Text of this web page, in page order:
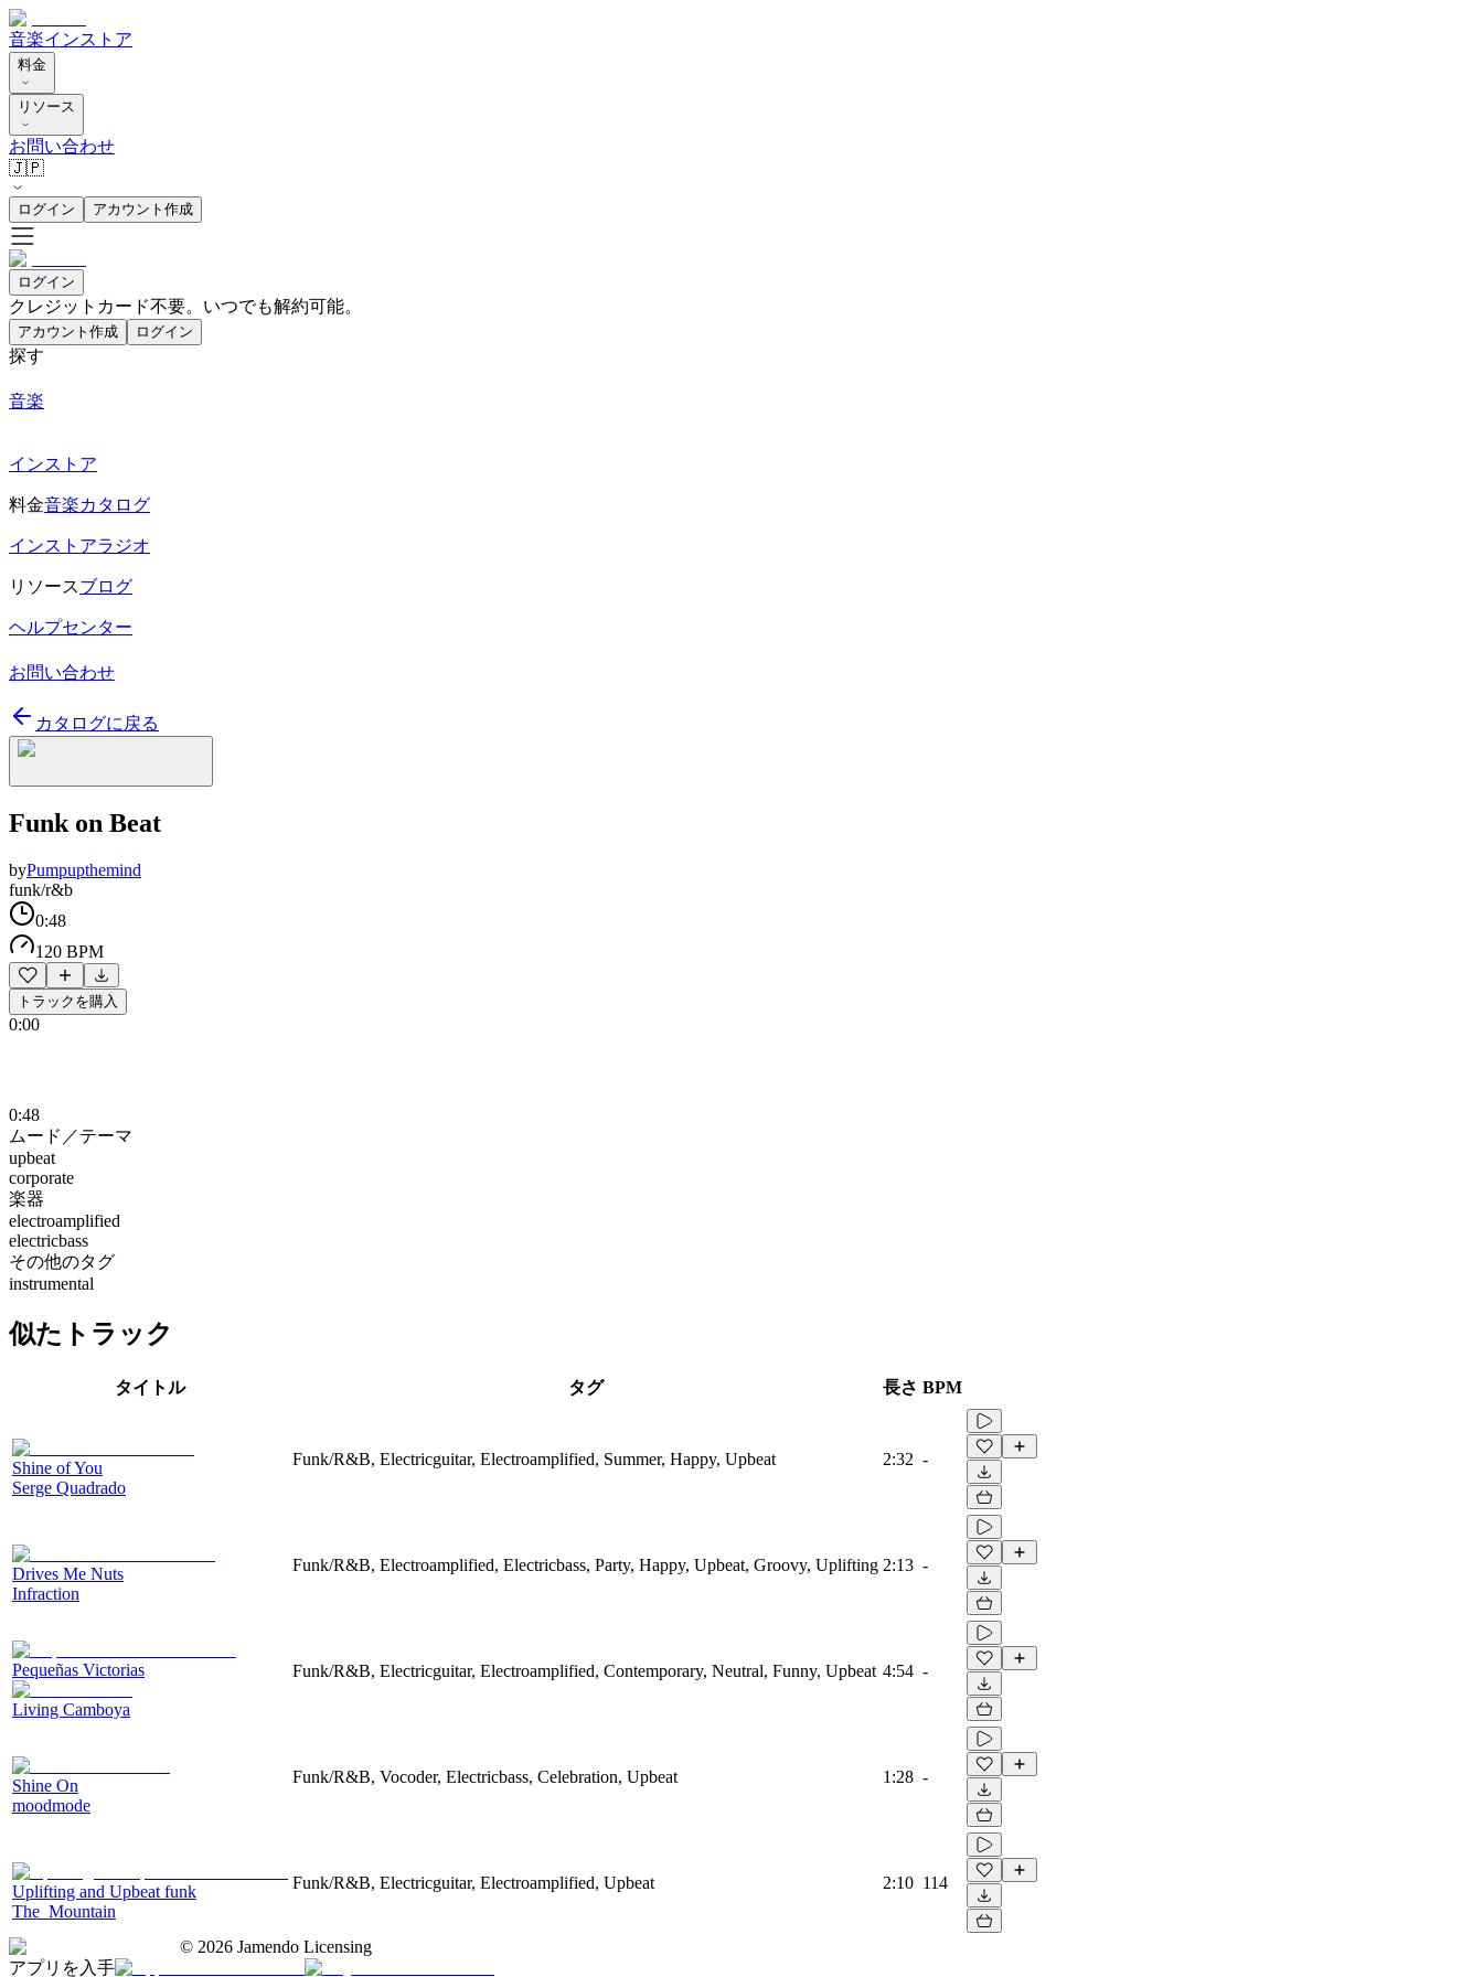
音楽インストア
料金
リソース
お問い合わせ
🇯🇵
ログイン アカウント作成
ログイン
クレジットカード不要。いつでも解約可能。
アカウント作成 ログイン
探す
音楽
インストア
料金音楽カタログ
インストアラジオ
リソースブログ
ヘルプセンター
お問い合わせ
カタログに戻る
Funk on Beat
byPumpupthemind
funk/r&b
0:48
120 BPM
トラックを購入
0:00
0:48
ムード／テーマ
upbeat
corporate
楽器
electroamplified
electricbass
その他のタグ
instrumental
似たトラック
タイトル タグ 長さ BPM
Shine of You
Serge Quadrado
Funk/R&B, Electricguitar, Electroamplified, Summer, Happy, Upbeat 2:32 -
Drives Me Nuts
Infraction
Funk/R&B, Electroamplified, Electricbass, Party, Happy, Upbeat, Groovy, Uplifting 2:13 -
Pequeñas Victorias
Living Camboya
Funk/R&B, Electricguitar, Electroamplified, Contemporary, Neutral, Funny, Upbeat 4:54 -
Shine On
moodmode
Funk/R&B, Vocoder, Electricbass, Celebration, Upbeat 1:28 -
Uplifting and Upbeat funk
The_Mountain
Funk/R&B, Electricguitar, Electroamplified, Upbeat 2:10 114
© 2026 Jamendo Licensing
アプリを入手